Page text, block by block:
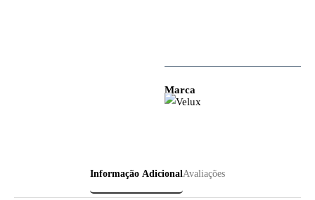
Marca
Informação AdicionalAvaliações